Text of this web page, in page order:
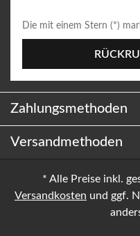
Die mit einem Stern (*)
Zahlungsmethoden
Versandmethoden
* Alle Preise inkl.
Versandkosten und ggf.